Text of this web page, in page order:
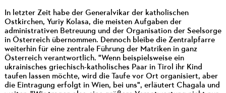
In letzter Zeit habe der Generalvikar der katholischen
Ostkirchen, Yuriy Kolasa, die meisten Aufgaben der
administrativen Betreuung und der Organisation der Seelsorge
in Österreich übernommen. Dennoch bleibe die Zentralpfarre
weiterhin für eine zentrale Führung der Matriken in ganz
Österreich verantwortlich. "Wenn beispielsweise ein
ukrainisches griechisch-katholisches Paar in Tirol ihr Kind
taufen lassen möchte, wird die Taufe vor Ort organisiert, aber
die Eintragung erfolgt in Wien, bei uns", erläutert Chagala und